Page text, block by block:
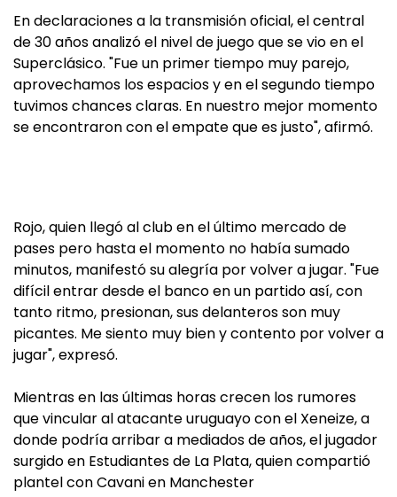
En declaraciones a la transmisión oficial, el central
de 30 años analizó el nivel de juego que se vio en el
Superclásico. "Fue un primer tiempo muy parejo,
aprovechamos los espacios y en el segundo tiempo
tuvimos chances claras. En nuestro mejor momento
se encontraron con el empate que es justo", afirmó.
Rojo, quien llegó al club en el último mercado de
pases pero hasta el momento no había sumado
minutos, manifestó su alegría por volver a jugar. "Fue
difícil entrar desde el banco en un partido así, con
tanto ritmo, presionan, sus delanteros son muy
picantes. Me siento muy bien y contento por volver a
jugar", expresó.
Mientras en las últimas horas crecen los rumores
que vincular al atacante uruguayo con el Xeneize, a
donde podría arribar a mediados de años, el jugador
surgido en Estudiantes de La Plata, quien compartió
plantel con Cavani en Manchester